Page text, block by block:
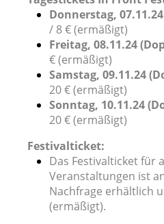
Donnerstag,
/ 8 € (ermäßigt)
Freitag, 08.11.24
€ (ermäßigt)
Samstag, 09.11.24
20 € (ermäßigt)
Sonntag, 10.11.24
20 € (ermäßigt)
Festivalticket:
Das Festivalticket für
Veranstaltungen ist
Nachfrage erhältlich
(ermäßigt).